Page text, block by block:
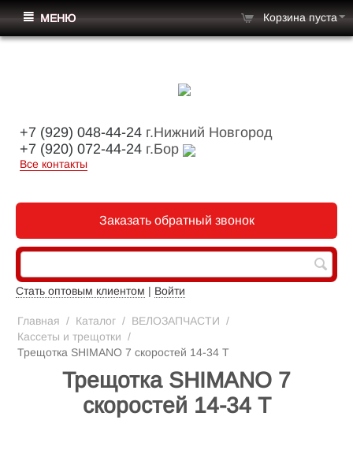
+7 (929) 048-44-24 г.Нижний Новгород
+7 (920) 072-44-24 г.Бор
Все контакты
Заказать обратный звонок
Стать оптовым клиентом | Войти
МЕНЮ Корзина пуста
Главная / Каталог / ВЕЛОЗАПЧАСТИ /
Кассеты и трещотки /
Трещотка SHIMANO 7 скоростей 14-34 Т
Трещотка SHIMANO 7
скоростей 14-34 Т